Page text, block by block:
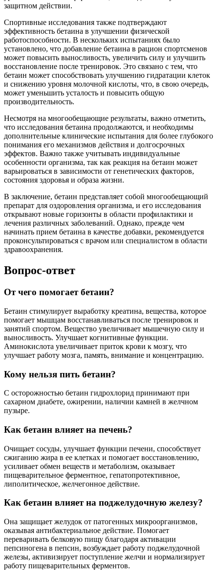
защитном действии.
Спортивные исследования также подтверждают
эффективность бетаина в улучшении физической
работоспособности. В нескольких испытаниях было
установлено, что добавление бетаина в рацион спортсменов
может повысить выносливость, увеличить силу и улучшить
восстановление после тренировок. Это связано с тем, что
бетаин может способствовать улучшению гидратации клеток
и снижению уровня молочной кислоты, что, в свою очередь,
может уменьшить усталость и повысить общую
производительность.
Несмотря на многообещающие результаты, важно отметить,
что исследования бетаина продолжаются, и необходимы
дополнительные клинические испытания для более глубокого
понимания его механизмов действия и долгосрочных
эффектов. Важно также учитывать индивидуальные
особенности организма, так как реакция на бетаин может
варьироваться в зависимости от генетических факторов,
состояния здоровья и образа жизни.
В заключение, бетаин представляет собой многообещающий
препарат для оздоровления организма, и его исследования
открывают новые горизонты в области профилактики и
лечения различных заболеваний. Однако, прежде чем
начинать прием бетаина в качестве добавки, рекомендуется
проконсультироваться с врачом или специалистом в области
здравоохранения.
Вопрос-ответ
От чего помогает бетаин?
Бетаин стимулирует выработку креатина, вещества, которое
помогает мышцам восстанавливаться после тренировок и
занятий спортом. Вещество увеличивает мышечную силу и
выносливость. Улучшает когнитивные функции.
Аминокислота увеличивает приток крови к мозгу, что
улучшает работу мозга, память, внимание и концентрацию.
Кому нельзя пить бетаин?
С осторожностью бетаин гидрохлорид принимают при
сахарном диабете, ожирении, наличии камней в желчном
пузыре.
Как бетаин влияет на печень?
Очищает сосуды, улучшает функции печени, способствует
сжиганию жира в ее клетках и помогает восстановлению,
усиливает обмен веществ и метаболизм, оказывает
пищеварительное ферментное, гепатопротективное,
липолитическое, желчегонное действие.
Как бетаин влияет на поджелудочную железу?
Она защищает желудок от патогенных микроорганизмов,
оказывая антибактериальное действие. Помогает
переваривать белковую пищу благодаря активации
пепсиногена в пепсин, возбуждает работу поджелудочной
железы, активизирует поступление желчи и нормализирует
работу пищеварительных ферментов.